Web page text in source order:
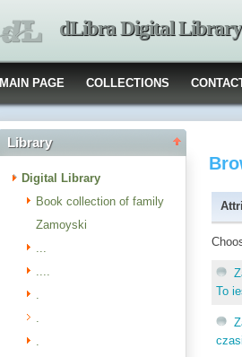
dLibra Digital Library
MAIN PAGE COLLECTIONS
Library
Digital Library
Book collection of family
Zamoyski
...
....
.
.
.
To